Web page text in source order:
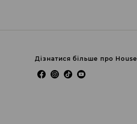
Дізнатися більше про House